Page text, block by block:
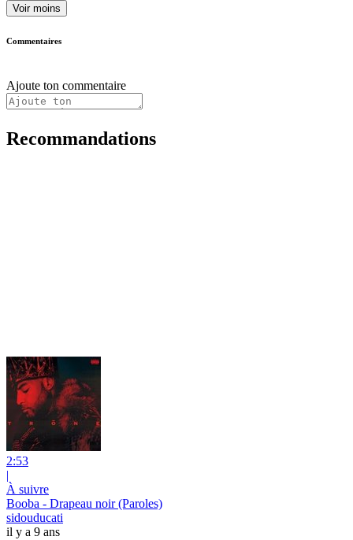
Voir moins
Commentaires
Ajoute ton commentaire
Recommandations
2:53
|
À suivre
Booba - Drapeau noir (Paroles)
sidouducati
il y a 9 ans